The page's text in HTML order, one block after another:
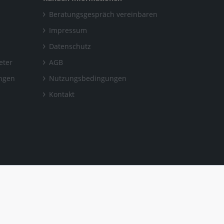
Beratungsgespräch vereinbaren
Impressum
Datenschutz
AGB
Nutzungsbedingungen
Kontakt